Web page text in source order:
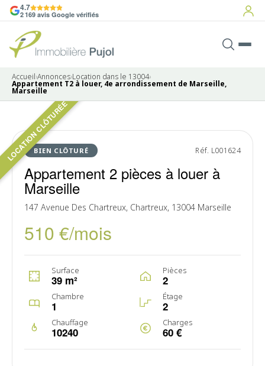
4.7
2 169 avis Google vérifiés
Accueil›Annonces›Location dans le 13004›
Appartement T2 à louer, 4e arrondissement de Marseille,
Marseille
LOCATION CLÔTURÉE
BIEN CLÔTURÉ Réf. L001624
Appartement 2 pièces à louer à
Marseille
147 Avenue Des Chartreux, Chartreux, 13004 Marseille
510 €/mois
Surface
39 m²
Pièces
2
Chambre
1
Étage
2
Chauffage
10240
Charges
60 €
LOUÉ